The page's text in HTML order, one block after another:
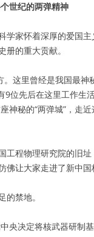
世纪的两弹精神
家怀着深厚的爱国主
的重大贡献。
这里曾经是我国最
9位先后在这里工作生
神秘的“两弹城”，走
程物理研究院的旧址
让大家走进了新中国
禁地。
央决定将核武器研制